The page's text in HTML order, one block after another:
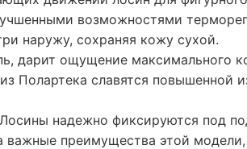
возможностями
наружу, сохраняя кожу сухой.
дарит ощущение максимального
Полартека славятся повышенной
надежно фиксируются под
важные преимущества этой